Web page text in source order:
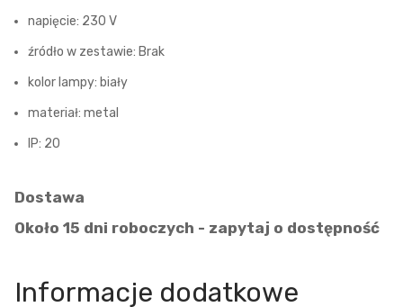
napięcie: 230 V
źródło w zestawie: Brak
kolor lampy: biały
materiał: metal
IP: 20
Dostawa
Około 15 dni roboczych - zapytaj o dostępność
Informacje dodatkowe